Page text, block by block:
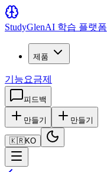
StudyGlenAI 학습 플랫폼
제품
기능요금제
피드백
만들기 만들기
🇰🇷KO